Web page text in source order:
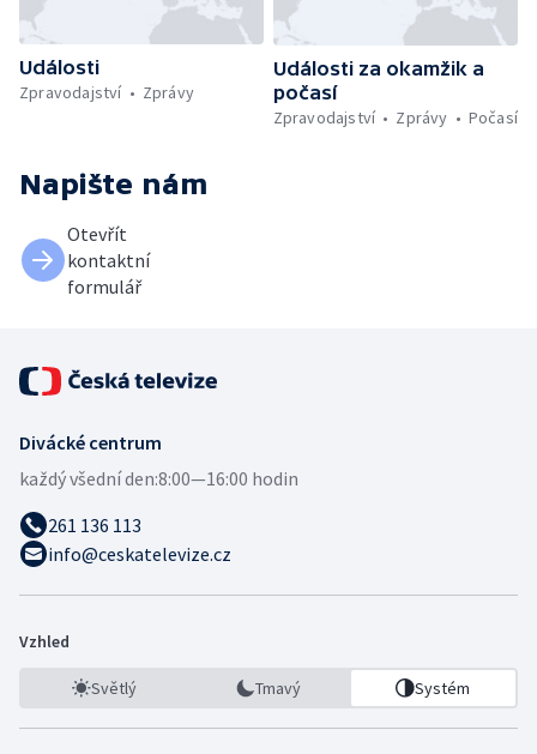
Události
Zpravodajství
Zprávy
Události za okamžik a
počasí
Zpravodajství
Zprávy Počasí
Napište nám
Otevřít
kontaktní
formulář
Divácké centrum
každý všední den:8:00—16:00 hodin
261 136 113
info@ceskatelevize.cz
Vzhled
Světlý Tmavý Systém